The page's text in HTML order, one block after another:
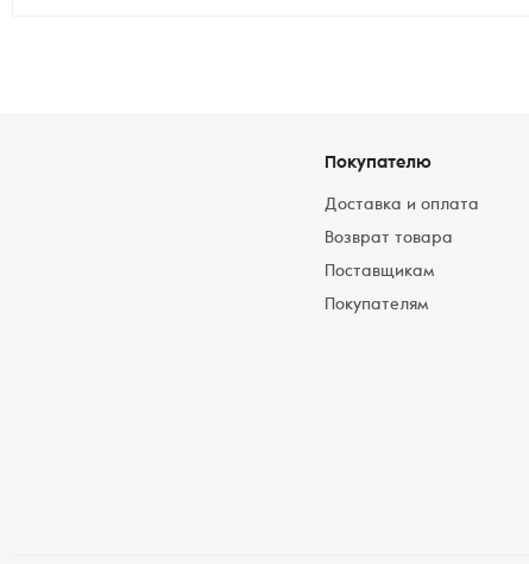
Покупателю
Доставка и оплата
Возврат товара
Поставщикам
Покупателям